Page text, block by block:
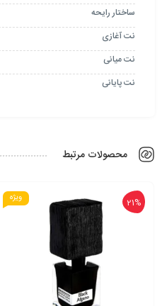
ساختار رایحه
نت آغازی
نت میانی
نت پایانی
محصولات مرتبط
ویژه 21%